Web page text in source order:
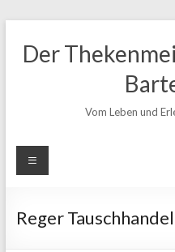
Inhalt
springen
Der
Vom Leben und
Reger Tauschhandel